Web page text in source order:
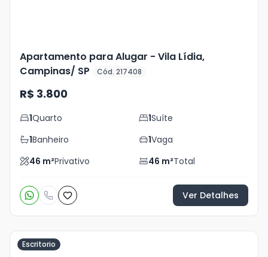
Apartamento para Alugar - Vila Lídia,
Campinas/ SP
Cód. 217408
R$ 3.800
1Quarto 1Suíte
1Banheiro 1Vaga
46 m²Privativo 46 m²Total
Ver Detalhes
Escritorio